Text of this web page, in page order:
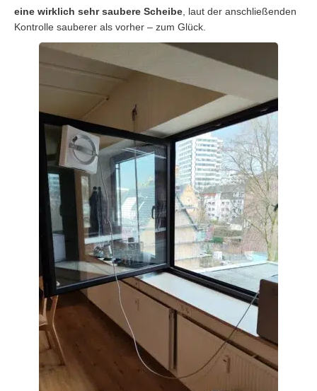
eine wirklich sehr saubere Scheibe , laut der anschließenden
Kontrolle sauberer als vorher – zum Glück.